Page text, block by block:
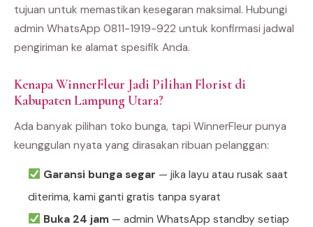
tujuan untuk memastikan kesegaran maksimal. Hubungi
admin WhatsApp 0811-1919-922 untuk konfirmasi jadwal
pengiriman ke alamat spesifik Anda.
Kenapa WinnerFleur Jadi Pilihan Florist di
Kabupaten Lampung Utara?
Ada banyak pilihan toko bunga, tapi WinnerFleur punya
keunggulan nyata yang dirasakan ribuan pelanggan:
Garansi bunga segar — jika layu atau rusak saat
diterima, kami ganti gratis tanpa syarat
Buka 24 jam— admin WhatsApp standby setiap